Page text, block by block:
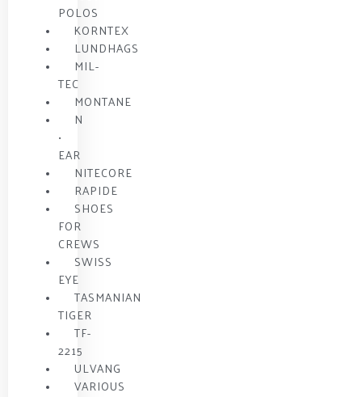
POLOS
KORNTEX
LUNDHAGS
MIL-
TEC
MONTANE
N
•
EAR
NITECORE
RAPIDE
SHOES
FOR
CREWS
SWISS
EYE
TASMANIAN
TIGER
TF-
2215
ULVANG
VARIOUS